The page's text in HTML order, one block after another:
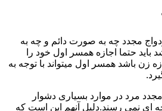
مجدد چه به صورت دائم و چه به
حتما اجازه همسر اول خود را
زن باشد همسر اول میتواند با توجه به
مجدد مرد در موارد بسیاری دشوار
ای نمی رسند.دلیل آنهم این است که